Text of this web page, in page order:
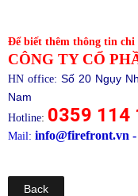
Để biết thêm thông tin
CÔNG TY CỔ
HN office: Số 20 Ngụy
Nam
Hotline: 0359 114
Mail: info@firefront.vn
Back